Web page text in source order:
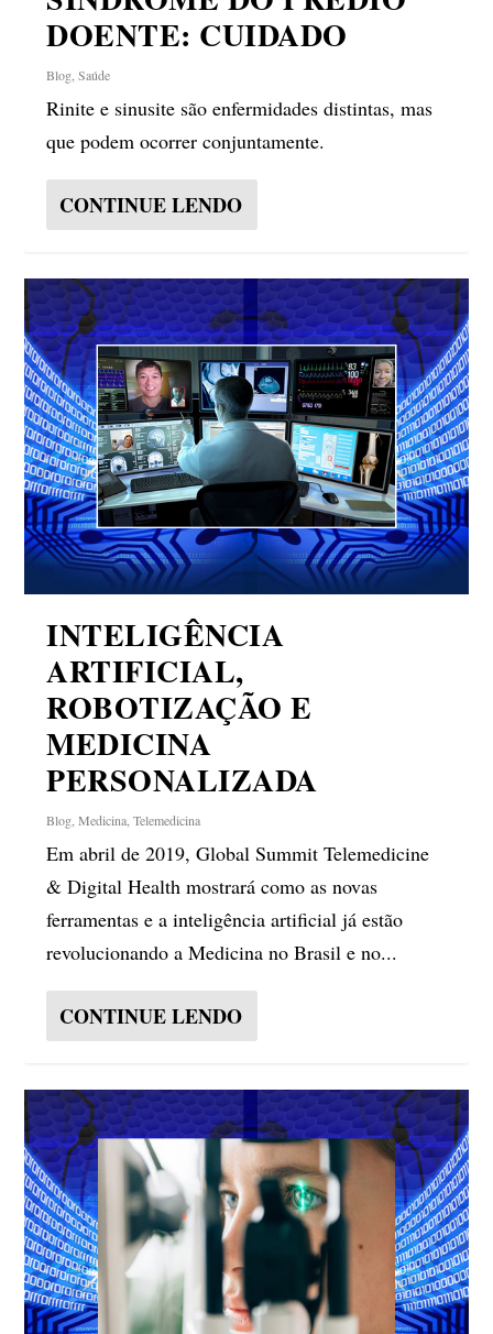
DOENTE: CUIDADO
Blog,Saúde
Rinite e sinusite são enfermidades distintas, mas
que podem ocorrer conjuntamente.
CONTINUE LENDO
INTELIGÊNCIA
ARTIFICIAL,
ROBOTIZAÇÃO E
MEDICINA
PERSONALIZADA
Blog ,Medicina ,Telemedicina
Em abril de 2019, Global Summit Telemedicine
& Digital Health mostrará como as novas
ferramentas e a inteligência artificial já estão
revolucionando a Medicina no Brasil e no...
CONTINUE LENDO